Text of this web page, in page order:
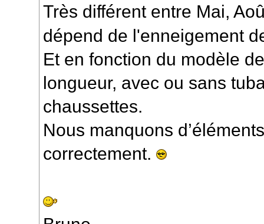
Très différent entre Mai,
dépend de l'enneigement
Et en fonction du modèle
longueur, avec ou sans
chaussettes.
Nous manquons
correctement.